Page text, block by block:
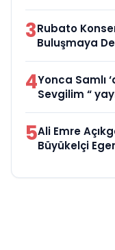
3Rubato
Buluşmaya
4Yonca Samlı
Sevgilim “
5Ali Emre
Büyükelçi